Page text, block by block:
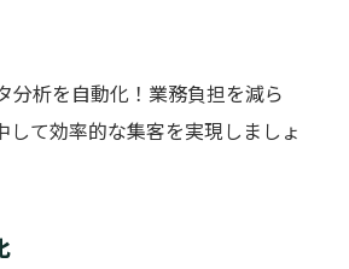
分析を自動化！業務負担を減ら
して効率的な集客を実現しましょ